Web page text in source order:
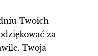
Twoich
za
Twoja